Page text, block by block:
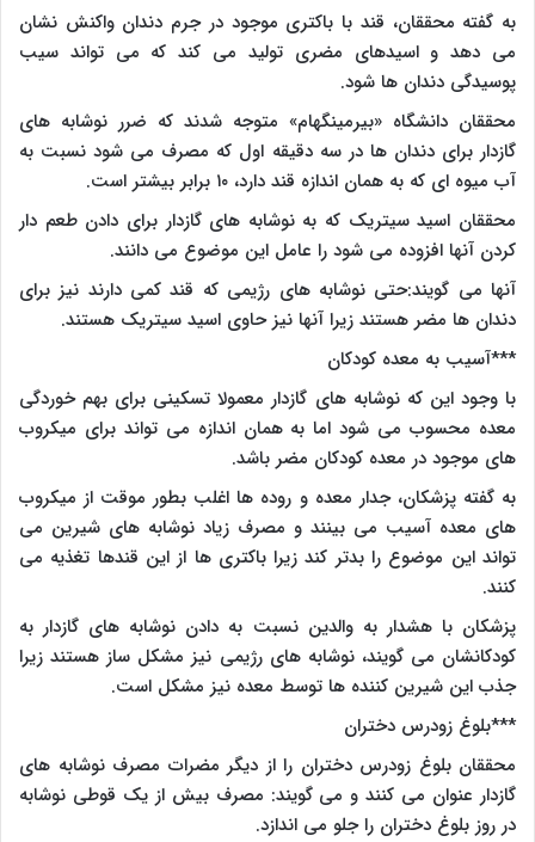
به گفته محققان، قند با باکتری موجود در جرم دندان واکنش نشان
می دهد و اسیدهای مضری تولید می کند که می تواند سیب
پوسیدگی دندان ها شود.
محققان دانشگاه «بیرمینگهام» متوجه شدند که ضرر نوشابه های
گازدار برای دندان ها در سه دقیقه اول که مصرف می شود نسبت به
آب میوه ای که به همان اندازه قند دارد، ۱۰ برابر بیشتر است.
محققان اسید سیتریک که به نوشابه های گازدار برای دادن طعم دار
کردن آنها افزوده می شود را عامل این موضوع می دانند.
آنها می گویند:حتی نوشابه های رژیمی که قند کمی دارند نیز برای
دندان ها مضر هستند زیرا آنها نیز حاوی اسید سیتریک هستند.
***آسیب به معده کودکان
با وجود این که نوشابه های گازدار معمولا تسکینی برای بهم خوردگی
معده محسوب می شود اما به همان اندازه می تواند برای میکروب
های موجود در معده کودکان مضر باشد.
به گفته پزشکان، جدار معده و روده ها اغلب بطور موقت از میکروب
های معده آسیب می بینند و مصرف زیاد نوشابه های شیرین می
تواند این موضوع را بدتر کند زیرا باکتری ها از این قندها تغذیه می
کنند.
پزشکان با هشدار به والدین نسبت به دادن نوشابه های گازدار به
کودکانشان می گویند، نوشابه های رژیمی نیز مشکل ساز هستند زیرا
جذب این شیرین کننده ها توسط معده نیز مشکل است.
***بلوغ زودرس دختران
محققان بلوغ زودرس دختران را از دیگر مضرات مصرف نوشابه های
گازدار عنوان می کنند و می گویند: مصرف بیش از یک قوطی نوشابه
در روز بلوغ دختران را جلو می اندازد.